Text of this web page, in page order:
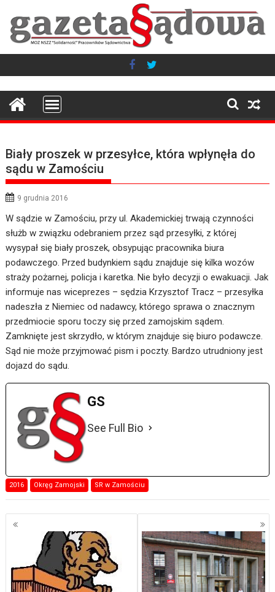
content
Biały proszek w przesyłce, która wpłynęła do
sądu w Zamościu
9 grudnia 2016
W sądzie w Zamościu, przy ul. Akademickiej trwają czynności
służb w związku odebraniem przez sąd przesyłki, z której
wysypał się biały proszek, obsypując pracownika biura
podawczego. Przed budynkiem sądu znajduje się kilka wozów
straży pożarnej, policja i karetka. Nie było decyzji o ewakuacji. Jak
informuje nas wiceprezes – sędzia Krzysztof Tracz – przesyłka
nadeszła z Niemiec od nadawcy, którego sprawa o znacznym
przedmiocie sporu toczy się przed zamojskim sądem.
Zamknięte jest skrzydło, w którym znajduje się biuro podawcze.
Sąd nie może przyjmować pism i poczty. Bardzo utrudniony jest
dojazd do sądu.
GS
See Full Bio
2016 Okręg Zamojski SR w Zamościu
Nawigacja
wpisach